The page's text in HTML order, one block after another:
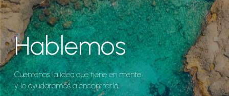
Hablemos
Cuéntenos la idea que tiene en mente
y le ayudaremos a encontrarla.